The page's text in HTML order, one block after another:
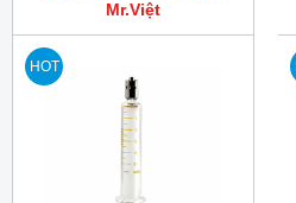
Mr.Việt
HOT